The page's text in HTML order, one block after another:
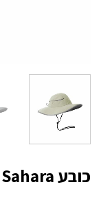
כובע Outdoor Sahara